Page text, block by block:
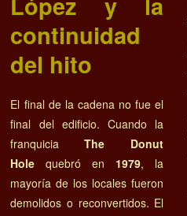
continuidad
del hito
El final de la cadena no fue el
final del edificio. Cuando la
franquiciaThe Donut
Hole quebró en 1979, la
mayoría de los locales fueron
demolidos o reconvertidos. El